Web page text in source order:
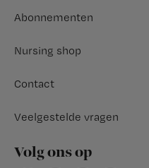
Abonnementen
Nursing shop
Contact
Veelgestelde vragen
Volg ons op